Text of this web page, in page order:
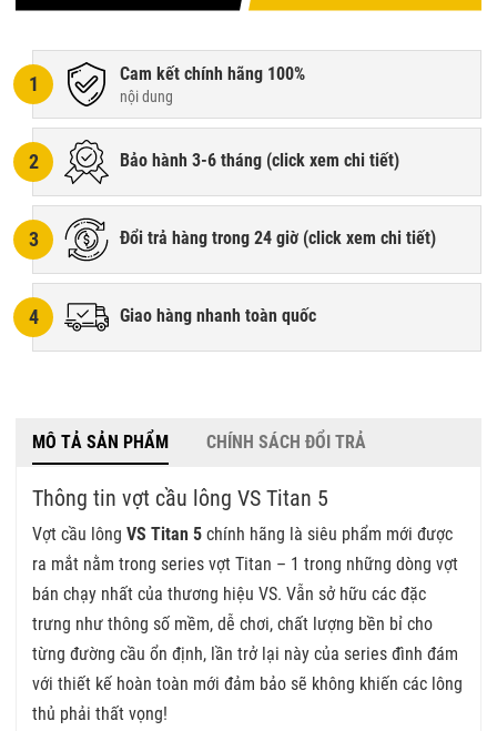
1 Cam kết chính hãng 100%
nội dung
2 Bảo hành 3-6 tháng (click xem chi tiết)
3 Đổi trả hàng trong 24 giờ (click xem chi tiết)
4 Giao hàng nhanh toàn quốc
MÔ TẢ SẢN PHẨM CHÍNH SÁCH ĐỔI TRẢ
Thông tin vợt cầu lông VS Titan 5
Vợt cầu lông VS Titan 5 chính hãng là siêu phẩm mới được
ra mắt nằm trong series vợt Titan – 1 trong những dòng vợt
bán chạy nhất của thương hiệu VS. Vẫn sở hữu các đặc
trưng như thông số mềm, dễ chơi, chất lượng bền bỉ cho
từng đường cầu ổn định, lần trở lại này của series đình đám
với thiết kế hoàn toàn mới đảm bảo sẽ không khiến các lông
thủ phải thất vọng!